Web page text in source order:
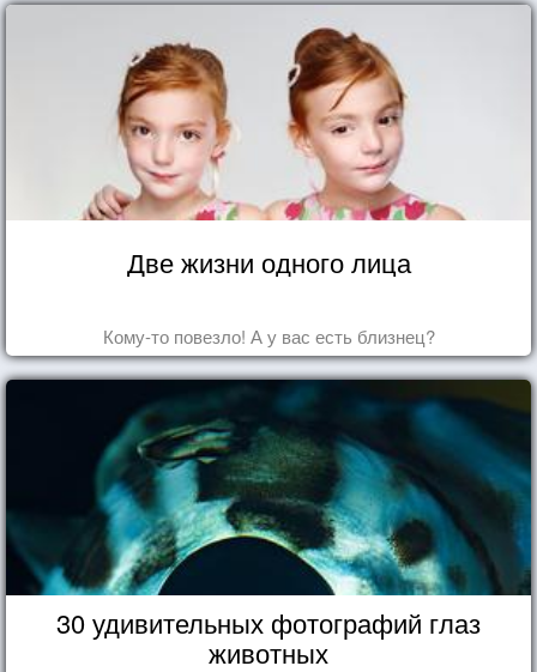
Две жизни одного лица
Кому-то повезло! А у вас есть близнец?
30 удивительных фотографий глаз
животных